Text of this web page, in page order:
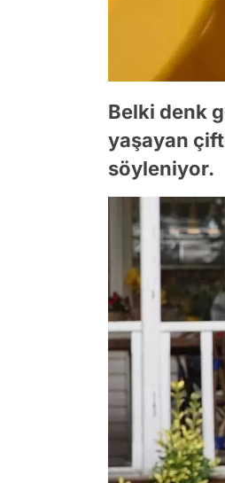
Belki denk
yaşayan
söyleniyor.